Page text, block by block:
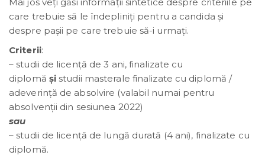
care trebuie să le îndepliniți pentru a candida și
despre pașii pe care trebuie să-i urmați.
Criterii:
– studii de licență de 3 ani, finalizate cu
diplomă și studii masterale finalizate cu diplomă /
adeverință de absolvire (valabil numai pentru
absolvenții din sesiunea 2022)
sau
– studii de licență de lungă durată (4 ani), finalizate cu
diplomă.